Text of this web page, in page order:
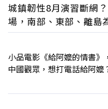
城鎮韌性8月演習斷網
場，南部、東部、離島
小品電影《給阿嬤的情書》
中國觀眾，想打電話給阿嬤